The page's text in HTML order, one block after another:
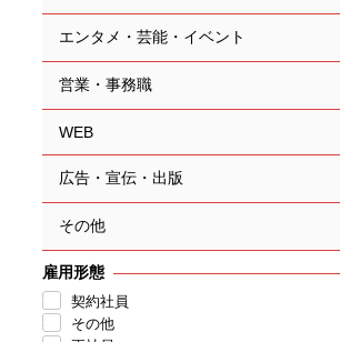
エンタメ・芸能・イベント
営業・事務職
WEB
広告・宣伝・出版
その他
雇用形態
契約社員
その他